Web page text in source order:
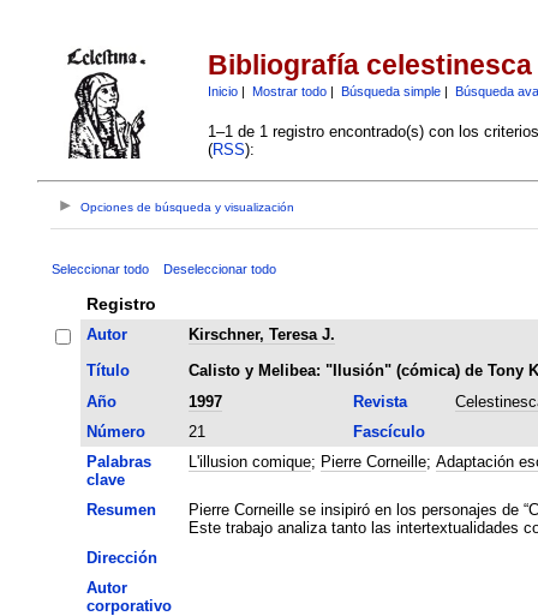
Bibliografía celestinesca
Inicio| Mostrar todo| Búsqueda simple| Búsqueda
1–1 de 1 registro encontrado(s) con los
(RSS):
Opciones de búsqueda y visualización
Seleccionar todo Deseleccionar todo
Registro
Autor
Kirschner, Teresa J.
Título
Calisto y Melibea: "Ilusión" (cómica) de Tony
Año
1997 Revista
Número
21
Fascículo
Palabras
clave
L'illusion comique; Pierre Corneille; Adaptación
Resumen
Pierre Corneille se insipiró en los personajes de
Este trabajo analiza tanto las intertextualidades
Dirección
Autor
corporativo